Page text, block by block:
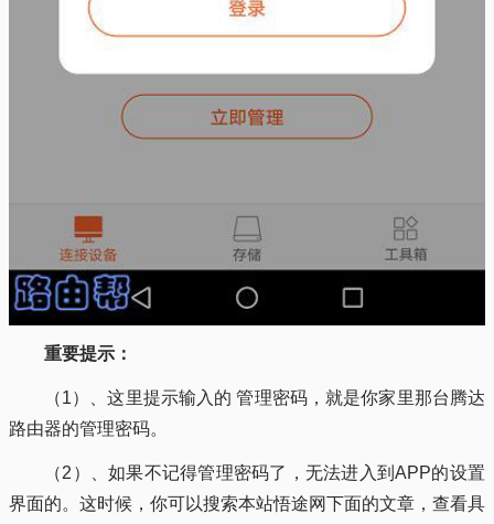
重要提示：
（1）、这里提示输入的 管理密码，就是你家里那台腾达
路由器的管理密码。
（2）、如果不记得管理密码了，无法进入到APP的设置
界面的。这时候，你可以搜索本站悟途网下面的文章，查看具